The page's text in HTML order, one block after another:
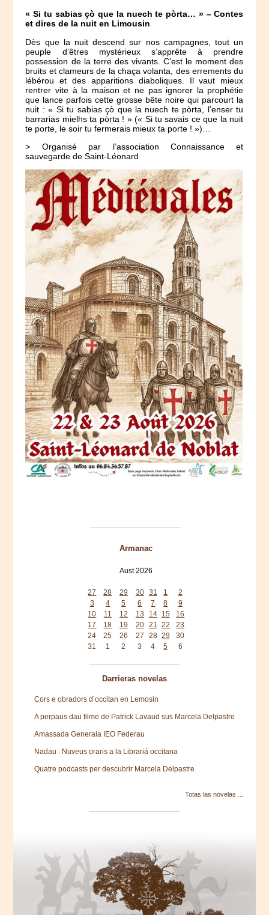
« Si tu sabias çò que la nuech te pòrta… » – Contes
et dires de la nuit en Limousin
Dès que la nuit descend sur nos campagnes, tout un
peuple d’êtres mystérieux s’apprête à prendre
possession de la terre des vivants. C’est le moment des
bruits et clameurs de la chaça volanta, des errements du
lébérou et des apparitions diaboliques. Il vaut mieux
rentrer vite à la maison et ne pas ignorer la prophétie
que lance parfois cette grosse bête noire qui parcourt la
nuit : « Si tu sabias çò que la nuech te pòrta, l’enser tu
barrarias mielhs ta pòrta ! » (« Si tu savais ce que la nuit
te porte, le soir tu fermerais mieux ta porte ! »)…
> Organisé par l’association Connaissance et
sauvegarde de Saint-Léonard
Armanac
Aust 2026
27
28 29 30 31 1
2
3
4 5 6 7 8
9
10
11 12 13 14 15
16
17
18 19 20 21 22
23
24
25 26 27 28 29
30
31
1 2 3 4 5 6
Darrieras novelas
Cors e obradors d’occitan en Lemosin
A perpaus dau filme de Patrick Lavaud sus Marcela Delpastre
Amassada Generala IEO Federau
Nadau : Nuveus oraris a la Librariá occitana
Quatre podcasts per descubrir Marcela Delpastre
Totas las novelas ...